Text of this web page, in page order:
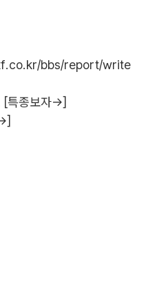
bbs/report/write
[특종보자→]